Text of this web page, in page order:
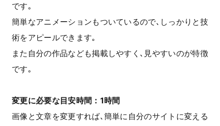
です｡
簡単なアニメーションもついているので､しっかりと技
術をアピールできます｡
また自分の作品なども掲載しやすく､見やすいのが特徴
です｡
変更に必要な目安時間：1時間
画像と文章を変更すれば､簡単に自分のサイトに変える